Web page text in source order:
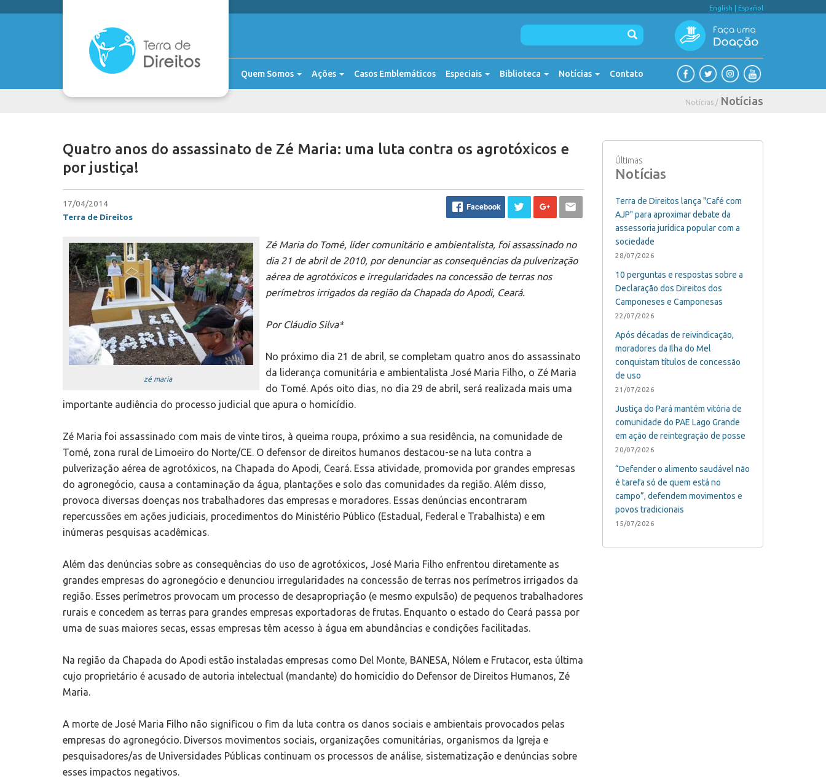
English Español
Quem Somos Ações Casos Emblemáticos Especiais Biblioteca Notícias Contato
Notícias / Notícias
Quatro anos do assassinato de Zé Maria: uma luta contra os agrotóxicos e
por justiça!
17/04/2014
Terra de Direitos
Facebook
zé maria
Zé Maria do Tomé, líder comunitário e ambientalista, foi assassinado no
dia 21 de abril de 2010, por denunciar as consequências da pulverização
aérea de agrotóxicos e irregularidades na concessão de terras nos
perímetros irrigados da região da Chapada do Apodi, Ceará.
Por Cláudio Silva*
No próximo dia 21 de abril, se completam quatro anos do assassinato
da liderança comunitária e ambientalista José Maria Filho, o Zé Maria
do Tomé. Após oito dias, no dia 29 de abril, será realizada mais uma
importante audiência do processo judicial que apura o homicídio.
Zé Maria foi assassinado com mais de vinte tiros, à queima roupa, próximo a sua residência, na comunidade de
Tomé, zona rural de Limoeiro do Norte/CE. O defensor de direitos humanos destacou-se na luta contra a
pulverização aérea de agrotóxicos, na Chapada do Apodi, Ceará. Essa atividade, promovida por grandes empresas
do agronegócio, causa a contaminação da água, plantações e solo das comunidades da região. Além disso,
provoca diversas doenças nos trabalhadores das empresas e moradores. Essas denúncias encontraram
repercussões em ações judiciais, procedimentos do Ministério Público (Estadual, Federal e Trabalhista) e em
inúmeras pesquisas acadêmicas.
Além das denúncias sobre as consequências do uso de agrotóxicos, José Maria Filho enfrentou diretamente as
grandes empresas do agronegócio e denunciou irregularidades na concessão de terras nos perímetros irrigados da
região. Esses perímetros provocam um processo de desapropriação (e mesmo expulsão) de pequenos trabalhadores
rurais e concedem as terras para grandes empresas exportadoras de frutas. Enquanto o estado do Ceará passa por
uma de suas maiores secas, essas empresas têm acesso à água em abundâncias e condições facilitadas.
Na região da Chapada do Apodi estão instaladas empresas como Del Monte, BANESA, Nólem e Frutacor, esta última
cujo proprietário é acusado de autoria intelectual (mandante) do homicídio do Defensor de Direitos Humanos, Zé
Maria.
A morte de José Maria Filho não significou o fim da luta contra os danos sociais e ambientais provocados pelas
empresas do agronegócio. Diversos movimentos sociais, organizações comunitárias, organismos da Igreja e
pesquisadores/as de Universidades Públicas continuam os processos de análise, sistematização e denúncias sobre
esses impactos negativos.
Últimas
Notícias
Terra de Direitos lança "Café com
AJP" para aproximar debate da
assessoria jurídica popular com a
sociedade
28/07/2026
10 perguntas e respostas sobre a
Declaração dos Direitos dos
Camponeses e Camponesas
22/07/2026
Após décadas de reivindicação,
moradores da Ilha do Mel
conquistam títulos de concessão
de uso
21/07/2026
Justiça do Pará mantém vitória de
comunidade do PAE Lago Grande
em ação de reintegração de posse
20/07/2026
“Defender o alimento saudável não
é tarefa só de quem está no
campo”, defendem movimentos e
povos tradicionais
15/07/2026